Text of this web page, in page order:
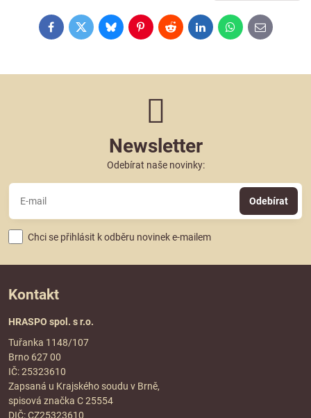
FacebookTwitterBlueskyPinterestRedditLinkedInWhatsApp
E-
mail
Newsletter
Odebírat naše novinky:
Odebírat
Chci se přihlásit k odběru novinek e-mailem
Kontakt
HRASPO spol. s r.o.
Tuřanka 1148/107
Brno 627 00
IČ: 25323610
Zapsaná u Krajského soudu v Brně,
spisová značka C 25554
DIČ: CZ25323610